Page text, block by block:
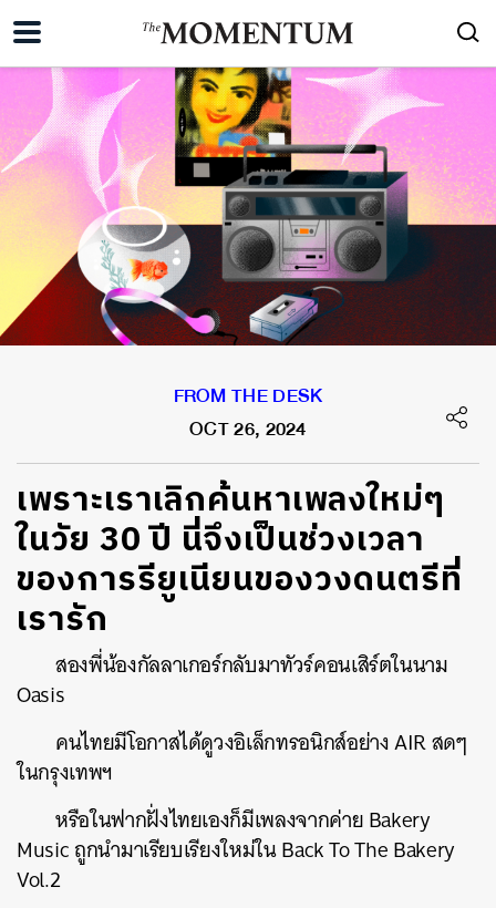
FROM THE DESK
OCT 26, 2024
เพราะเราเลิกค้นหาเพลงใหม่ๆ
ในวัย 30 ปี นี่จึงเป็นช่วงเวลา
ของการรียูเนียนของวงดนตรีที่
เรารัก
สองพี่น้องกัลลาเกอร์กลับมาทัวร์คอนเสิร์ตในนาม
Oasis
คนไทยมีโอกาสได้ดูวงอิเล็กทรอนิกส์อย่าง AIR สดๆ
ในกรุงเทพฯ
หรือในฟากฝั่งไทยเองก็มีเพลงจากค่าย Bakery
Music ถูกนำมาเรียบเรียงใหม่ใน Back To The Bakery
Vol.2